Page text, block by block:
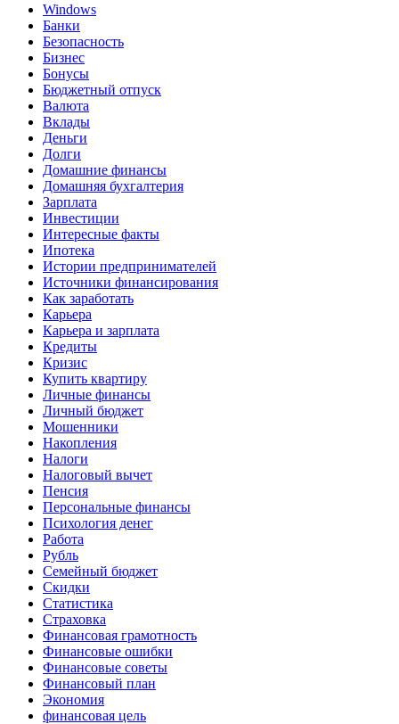
Windows
Банки
Безопасность
Бизнес
Бонусы
Бюджетный отпуск
Валюта
Вклады
Деньги
Долги
Домашние финансы
Домашняя бухгалтерия
Зарплата
Инвестиции
Интересные факты
Ипотека
Истории предпринимателей
Источники финансирования
Как заработать
Карьера
Карьера и зарплата
Кредиты
Кризис
Купить квартиру
Личные финансы
Личный бюджет
Мошенники
Накопления
Налоги
Налоговый вычет
Пенсия
Персональные финансы
Психология денег
Работа
Рубль
Семейный бюджет
Скидки
Статистика
Страховка
Финансовая грамотность
Финансовые ошибки
Финансовые советы
Финансовый план
Экономия
финансовая цель